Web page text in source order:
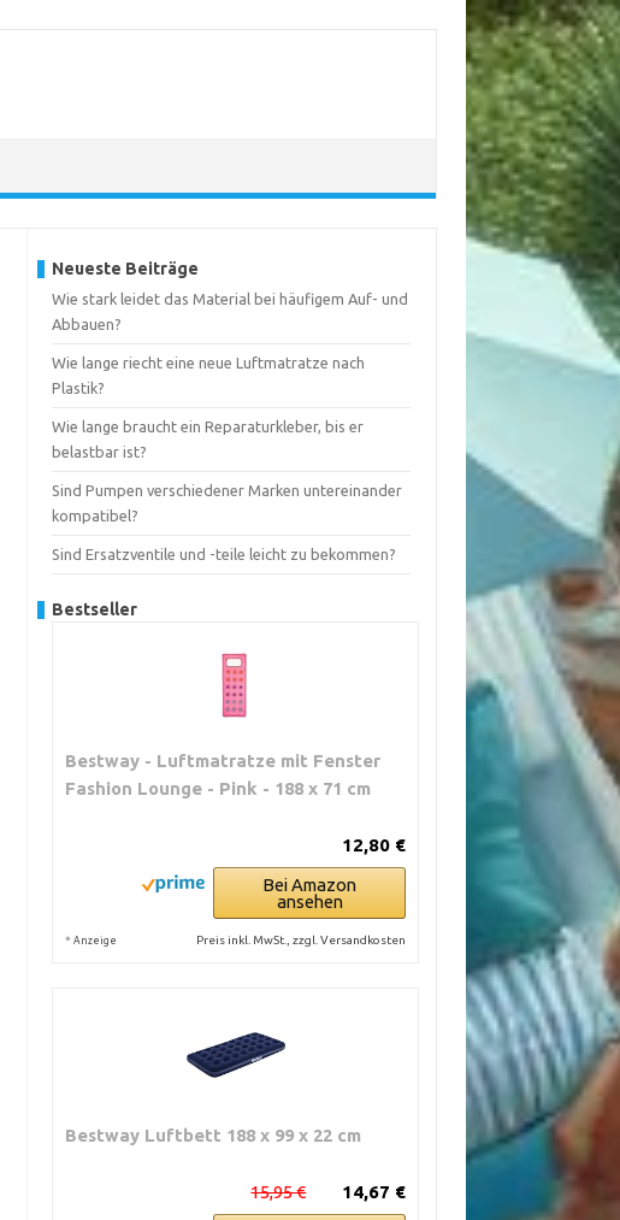
Neueste Beiträge
Wie stark leidet das Material bei häufigem Auf- und
Abbauen?
Wie lange riecht eine neue Luftmatratze nach
Plastik?
Wie lange braucht ein Reparaturkleber, bis er
belastbar ist?
Sind Pumpen verschiedener Marken untereinander
kompatibel?
Sind Ersatzventile und -teile leicht zu bekommen?
Bestseller
Bestway - Luftmatratze mit Fenster
Fashion Lounge - Pink - 188 x 71 cm
12,80 €
Bei Amazon
ansehen
* Anzeige Preis inkl. MwSt., zzgl. Versandkosten
Bestway Luftbett 188 x 99 x 22 cm
14,67 €
15,95 €